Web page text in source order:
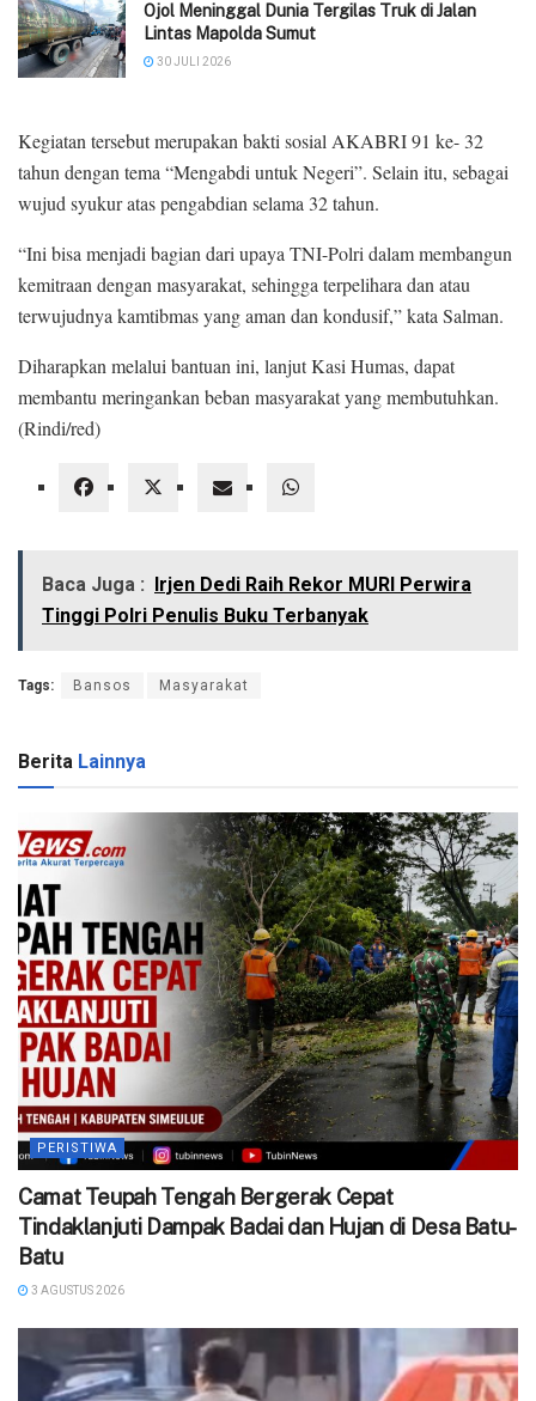
Ojol Meninggal Dunia Tergilas Truk di Jalan
Lintas Mapolda Sumut
30 JULI 2026
Kegiatan tersebut merupakan bakti sosial AKABRI 91 ke- 32
tahun dengan tema “Mengabdi untuk Negeri”. Selain itu, sebagai
wujud syukur atas pengabdian selama 32 tahun.
“Ini bisa menjadi bagian dari upaya TNI-Polri dalam membangun
kemitraan dengan masyarakat, sehingga terpelihara dan atau
terwujudnya kamtibmas yang aman dan kondusif,” kata Salman.
Diharapkan melalui bantuan ini, lanjut Kasi Humas, dapat
membantu meringankan beban masyarakat yang membutuhkan.
(Rindi/red)
Baca Juga : Irjen Dedi Raih Rekor MURI Perwira
Tinggi Polri Penulis Buku Terbanyak
Tags: Bansos Masyarakat
Berita Lainnya
PERISTIWA
Camat Teupah Tengah Bergerak Cepat
Tindaklanjuti Dampak Badai dan Hujan di Desa Batu-
Batu
3 AGUSTUS 2026